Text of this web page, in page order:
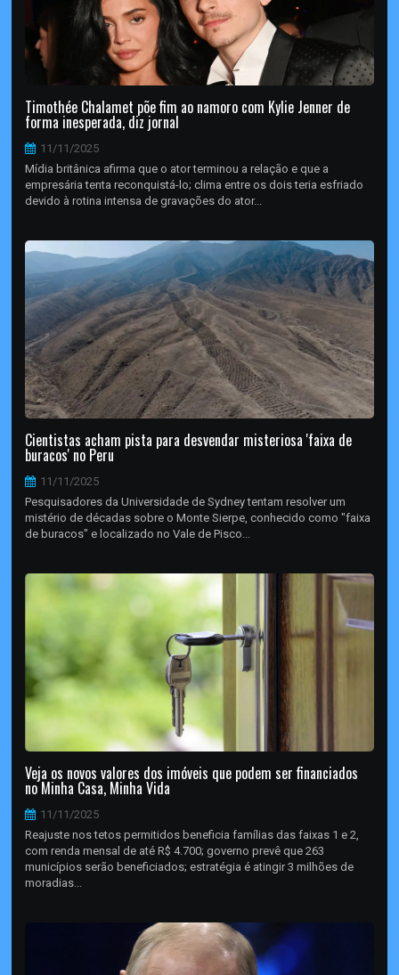
Timothée Chalamet põe fim ao namoro com Kylie Jenner de
forma inesperada, diz jornal
11/11/2025
Mídia britânica afirma que o ator terminou a relação e que a
empresária tenta reconquistá-lo; clima entre os dois teria esfriado
devido à rotina intensa de gravações do ator...
Cientistas acham pista para desvendar misteriosa 'faixa de
buracos' no Peru
11/11/2025
Pesquisadores da Universidade de Sydney tentam resolver um
mistério de décadas sobre o Monte Sierpe, conhecido como "faixa
de buracos" e localizado no Vale de Pisco...
Veja os novos valores dos imóveis que podem ser financiados
no Minha Casa, Minha Vida
11/11/2025
Reajuste nos tetos permitidos beneficia famílias das faixas 1 e 2,
com renda mensal de até R$ 4.700; governo prevê que 263
municípios serão beneficiados; estratégia é atingir 3 milhões de
moradias...